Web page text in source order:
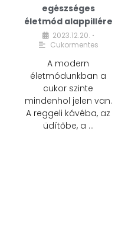
egészséges
életmód alappillére
2023.12.20. •
Cukormentes
A modern
életmódunkban a
cukor szinte
mindenhol jelen van.
A reggeli kávéba, az
üdítőbe, a …